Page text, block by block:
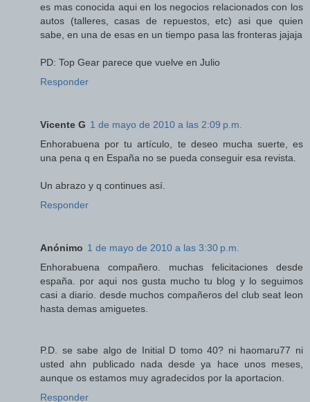
es mas conocida aqui en los negocios relacionados con los
autos (talleres, casas de repuestos, etc) asi que quien
sabe, en una de esas en un tiempo pasa las fronteras jajaja
PD: Top Gear parece que vuelve en Julio
Responder
Vicente G 1 de mayo de 2010 a las 2:09 p.m.
Enhorabuena por tu artículo, te deseo mucha suerte, es
una pena q en España no se pueda conseguir esa revista.
Un abrazo y q continues así.
Responder
Anónimo 1 de mayo de 2010 a las 3:30 p.m.
Enhorabuena compañero. muchas felicitaciones desde
españa. por aqui nos gusta mucho tu blog y lo seguimos
casi a diario. desde muchos compañeros del club seat leon
hasta demas amiguetes.
P.D. se sabe algo de Initial D tomo 40? ni haomaru77 ni
usted ahn publicado nada desde ya hace unos meses,
aunque os estamos muy agradecidos por la aportacion.
Responder